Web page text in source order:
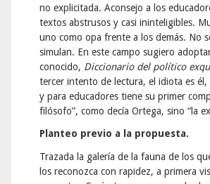
no explicitada. Aconsejo a los
textos abstrusos y casi ininteligibles.
uno como opa frente a los demás. No
simulan. En este campo sugiero
conocido, Diccionario del político
tercer intento de lectura, el idiota es
y para educadores tiene su primer
filósofo”, como decía Ortega, sino “la
Planteo previo a la propuesta.
Trazada la galería de la fauna de los
los reconozca con rapidez, a primera